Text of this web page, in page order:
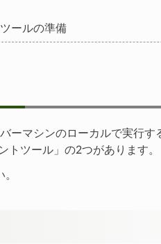
ツールの準備
ーマシンのローカルで実行す
トツール」の2つがあります。